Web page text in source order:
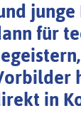
junge
für
in